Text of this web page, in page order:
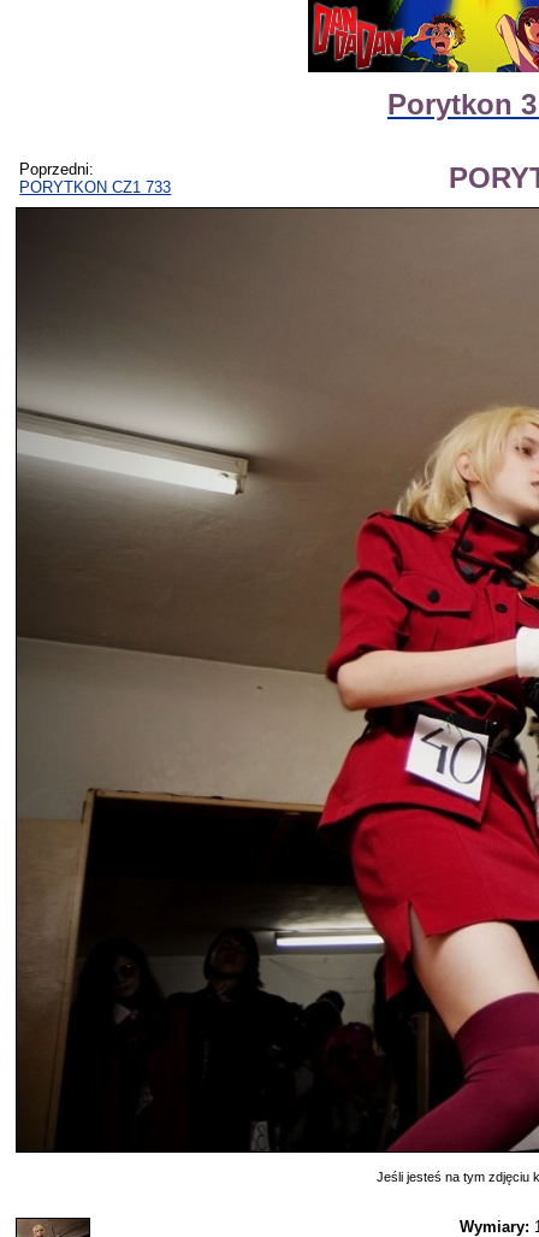
Porytkon
Poprzedni:
PORYTKON CZ1 733
Jeśli jesteś na tym zdjęciu
Wymiary: